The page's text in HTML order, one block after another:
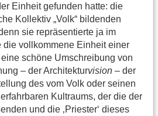
Einheit gefunden hatte: die
Kollektiv „Volk“ bildenden
sie repräsentierte ja im
die vollkommene Einheit einer
schöne Umschreibung von
– der Architekturvision – der
des vom Volk oder seinen
Kultraums, der die der
und die ‚Priester‘ dieses